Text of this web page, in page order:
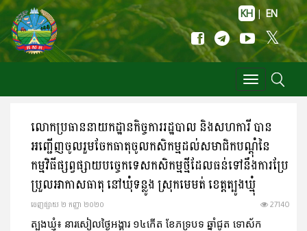
KH | EN
Toggle
navigation
លោកប្រធាននាយកដ្ឋានកិច្ចការរដ្ឋបាល និងសហការី បាន
អញ្ជើញចូលរួមចែកធាតុចូលកសិកម្មដល់សមាជិកបណ្តុំនៃ
កម្មវិធីផ្សព្វផ្សាយបច្ចេកទេសកសិកម្មថ្មីដែលធន់ទៅនឹងការប្រែ
ប្រួលអាកាសធាតុ នៅឃុំទន្លូង ស្រុកមេមត់ ខេត្តត្បូងឃ្មុំ
ចេញ​ផ្សាយ​ ២ កញ្ញា ២០២០ 27140
ត្បូងឃ្មុំ៖ នារសៀលថ្ងៃអង្គារ ១៤កើត ខែភទ្របទ ឆ្នាំជូត ទោស័ក